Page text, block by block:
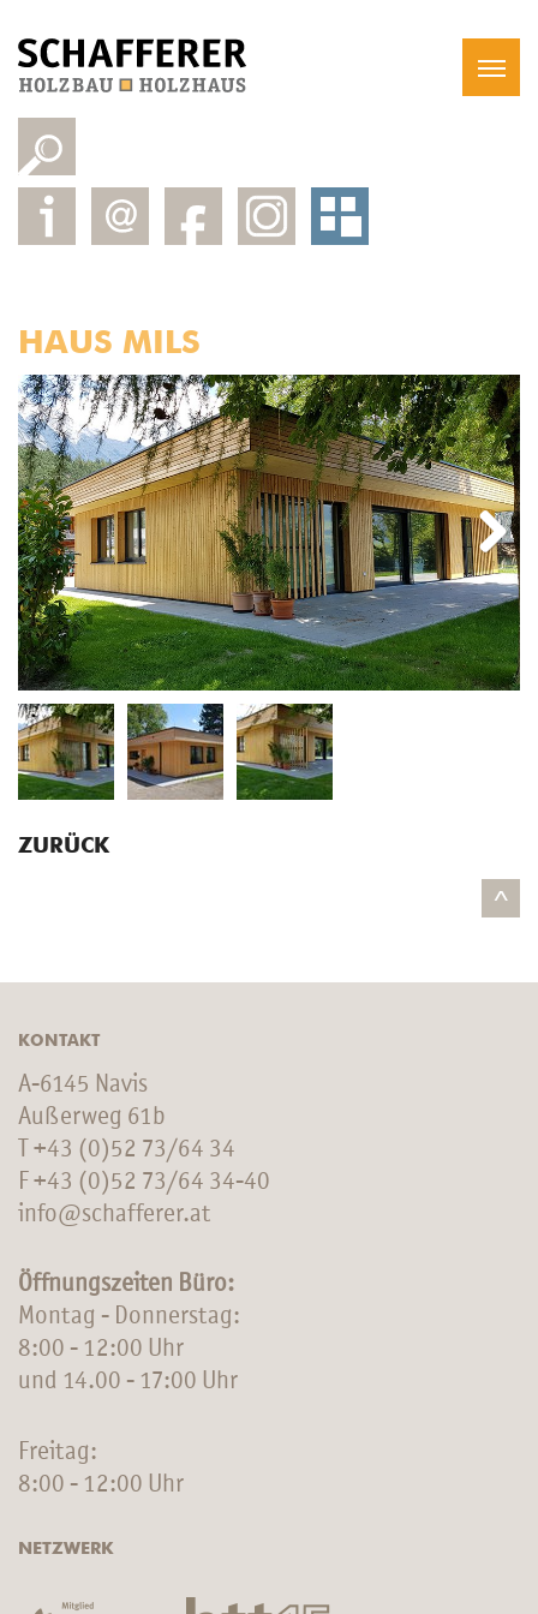
HAUS MILS
Next
ZURÜCK
^
KONTAKT
A-6145 Navis
Außerweg 61b
+43 (0)52 73/64 34
F +43 (0)52 73/64 34-40
info@schafferer.at
Öffnungszeiten Büro:
Montag - Donnerstag:
8:00 - 12:00 Uhr
und 14.00 - 17:00 Uhr
Freitag:
8:00 - 12:00 Uhr
NETZWERK